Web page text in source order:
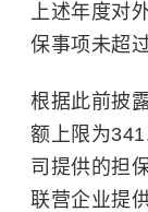
上述年度对
保事项未超
根据此前披
额上限为
司提供的担
联营企业提